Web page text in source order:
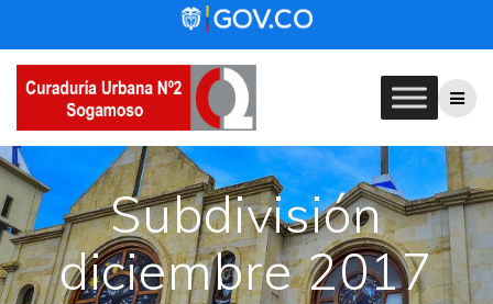
to
content
Subdivisión
diciembre 2017